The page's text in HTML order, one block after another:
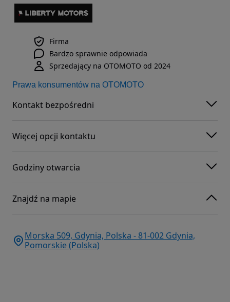
Firma
Bardzo sprawnie odpowiada
Sprzedający na OTOMOTO od 2024
Prawa konsumentów na OTOMOTO
Kontakt bezpośredni
Więcej opcji kontaktu
Godziny otwarcia
Znajdź na mapie
Morska 509, Gdynia, Polska - 81-002 Gdynia,
Pomorskie (Polska)